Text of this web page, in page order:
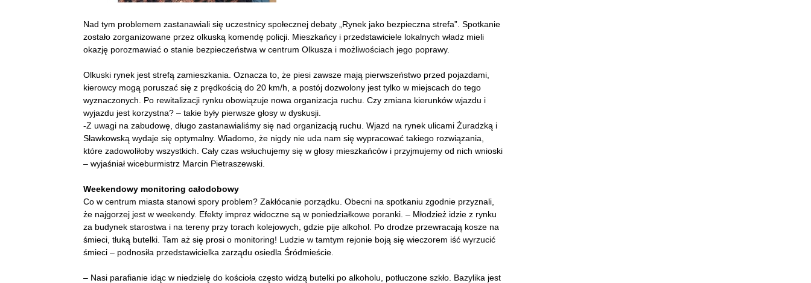
Nad tym problemem zastanawiali się uczestnicy społecznej debaty „Rynek jako bezpieczna strefa”. Spotkanie
zostało zorganizowane przez olkuską komendę policji. Mieszkańcy i przedstawiciele lokalnych władz mieli
okazję porozmawiać o stanie bezpieczeństwa w centrum Olkusza i możliwościach jego poprawy.
Olkuski rynek jest strefą zamieszkania. Oznacza to, że piesi zawsze mają pierwszeństwo przed pojazdami,
kierowcy mogą poruszać się z prędkością do 20 km/h, a postój dozwolony jest tylko w miejscach do tego
wyznaczonych. Po rewitalizacji rynku obowiązuje nowa organizacja ruchu. Czy zmiana kierunków wjazdu i
wyjazdu jest korzystna? – takie były pierwsze głosy w dyskusji.
-Z uwagi na zabudowę, długo zastanawialiśmy się nad organizacją ruchu. Wjazd na rynek ulicami Żuradzką i
Sławkowską wydaje się optymalny. Wiadomo, że nigdy nie uda nam się wypracować takiego rozwiązania,
które zadowoliłoby wszystkich. Cały czas wsłuchujemy się w głosy mieszkańców i przyjmujemy od nich wnioski
– wyjaśniał wiceburmistrz Marcin Pietraszewski.
Weekendowy monitoring całodobowy
Co w centrum miasta stanowi spory problem? Zakłócanie porządku. Obecni na spotkaniu zgodnie przyznali,
że najgorzej jest w weekendy. Efekty imprez widoczne są w poniedziałkowe poranki. – Młodzież idzie z rynku
za budynek starostwa i na tereny przy torach kolejowych, gdzie pije alkohol. Po drodze przewracają kosze na
śmieci, tłuką butelki. Tam aż się prosi o monitoring! Ludzie w tamtym rejonie boją się wieczorem iść wyrzucić
śmieci – podnosiła przedstawicielka zarządu osiedla Śródmieście.
– Nasi parafianie idąc w niedzielę do kościoła często widzą butelki po alkoholu, potłuczone szkło. Bazylika jest